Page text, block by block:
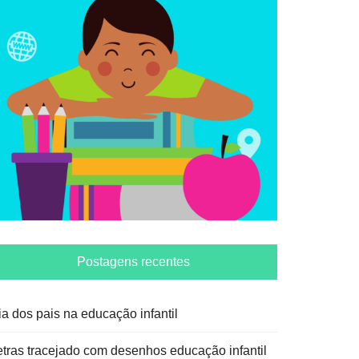
Postagens recentes
dos pais na educação infantil
tracejado com desenhos educação infantil